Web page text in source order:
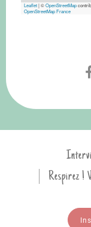
Leaflet|©OpenStreetMap
OpenStreetMap France
Respirez !